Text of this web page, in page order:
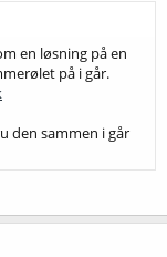
en løsning på en
på i går.
den sammen i går